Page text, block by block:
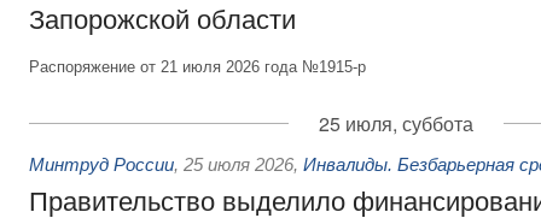
Запорожской области
Распоряжение от 21 июля 2026 года №1915-р
25 июля, суббота
Минтруд России, 25 июля 2026, Инвалиды. Безбарьерная
Правительство выделило